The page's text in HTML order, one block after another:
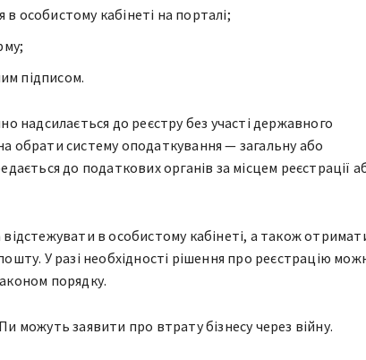
в особистому кабінеті на порталі;
підписом.
надсилається до реєстру без участі державного
обрати систему оподаткування — загальну або
до податкових органів за місцем реєстрації
в особистому кабінеті, а також
У разі необхідності рішення про реєстрацію
порядку.
можуть заявити про втрату бізнесу через війну.